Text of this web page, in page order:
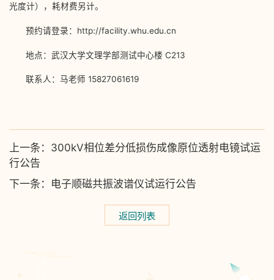
光度计），耗材费另计。
预约请登录：http://facility.whu.edu.cn
地点：武汉大学文理学部测试中心楼 C213
联系人：马老师 15827061619
上一条： 300kV相位差分低损伤成像原位透射电镜试运
行公告
下一条： 电子顺磁共振波谱仪试运行公告
返回列表